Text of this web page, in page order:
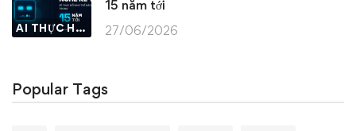
AI THỰC HÀNH
15 năm tới
27/06/2026
Popular Tags